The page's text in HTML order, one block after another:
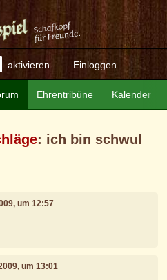
aktivieren Einloggen
Ehrentribüne Kalender
: ich bin schwul
um 12:57
um 13:01